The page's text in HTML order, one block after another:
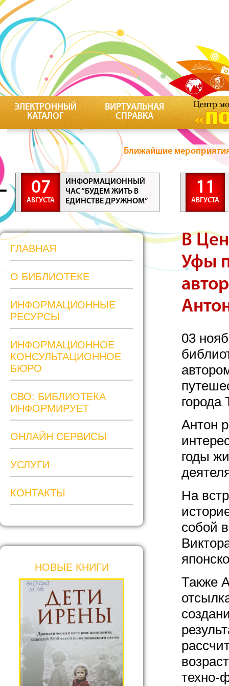
ЭЛЕКТРОННЫЙ
КАТАЛОГ
ВИРТУАЛЬНАЯ
СПРАВКА
Ближайшие
07
АВГУСТА
ИНФОРМАЦИОННЫЙ
ЧАС “БУДЕМ ЖИТЬ В
ЕДИНСТВЕ ДРУЖНОМ”
11
АВГУСТА
ГЛАВНАЯ
О БИБЛИОТЕКЕ
ИНФОРМАЦИОННЫЕ
РЕСУРСЫ
ИНФОРМАЦИОННОЕ
КОНСУЛЬТАЦИОННОЕ
БЮРО
СВО: БИБЛИОТЕКА
ИНФОРМИРУЕТ
ОНЛАЙН СЕРВИСЫ
УСЛУГИ
КОНТАКТЫ
НОВЫЕ КНИГИ
В
Уфы
03
города
Антон
годы
На
собой
Также
техно-